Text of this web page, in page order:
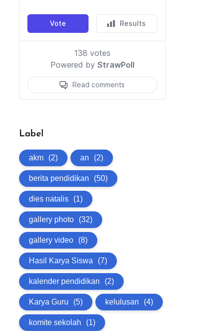
Label
akm (2) an (2)
berita pendidikan (50)
dies natalis (1)
gallery photo (32)
gallery video (8)
Hasil Karya Siswa (7)
kalender pendidikan (2)
Karya Guru (5) kelulusan (4)
komite sekolah (1)